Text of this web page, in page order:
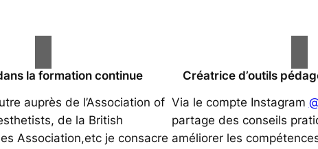
la formation continue
auprès de l’Association of
de la British
Association,etc je consacre
Créatrice d’outils
Via le compte Instagram
partage des conseils
améliorer les